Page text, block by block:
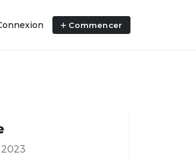
Commencer